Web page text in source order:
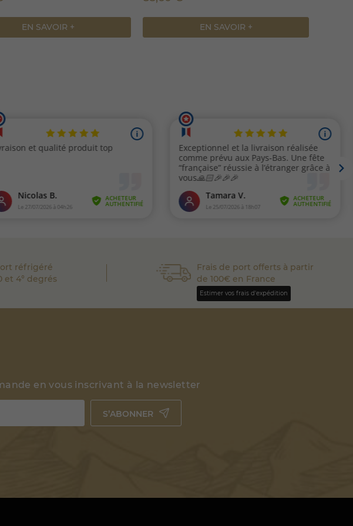
EN SAVOIR + EN SAVOIR +
réfrigéré
et 4° degrés
Frais de port offerts à partir
de 100€ en France
Estimer vos frais d'expédition
en vous inscrivant à la newsletter
S’ABONNER